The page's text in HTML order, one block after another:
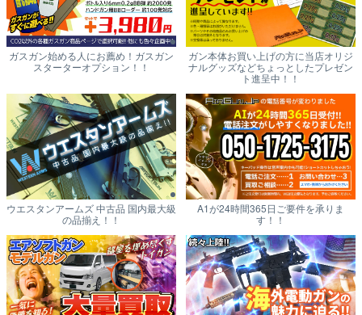
ガスガン始める人にお薦め！ガスガン
スターターオプション！！
ガン本体お買い上げの方に当店オリジ
ナルグッズなどちょっとしたプレゼン
ト進呈中！！
ウエスタンアームズ 中古品 国内最大級
の品揃え！！
A1が24時間365日ご要件を承りま
す！！